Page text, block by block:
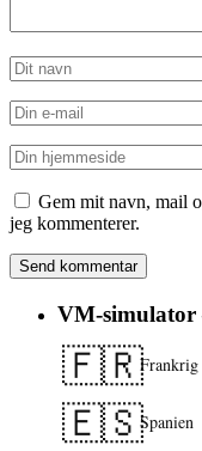
Gem mit navn, mail
jeg kommenterer.
VM-simulator
🇫🇷Frankrig
🇪🇸Spanien